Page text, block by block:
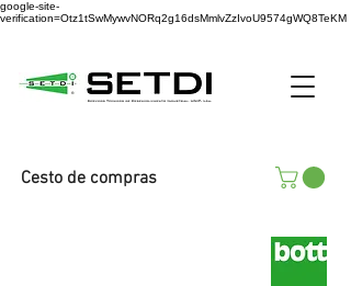
google-site-
verification=Otz1tSwMywvNORq2g16dsMmlvZzIvoU9574gWQ8TeKM
Cesto de compras